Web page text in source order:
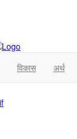
विकास अर्थ